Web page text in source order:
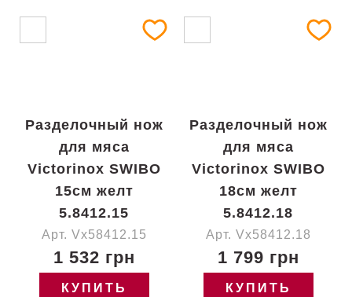
Разделочный нож
для мяса
Victorinox SWIBO
15см желт
5.8412.15
Арт. Vx58412.15
1 532 грн
КУПИТЬ
Разделочный нож
для мяса
Victorinox SWIBO
18см желт
5.8412.18
Арт. Vx58412.18
1 799 грн
КУПИТЬ